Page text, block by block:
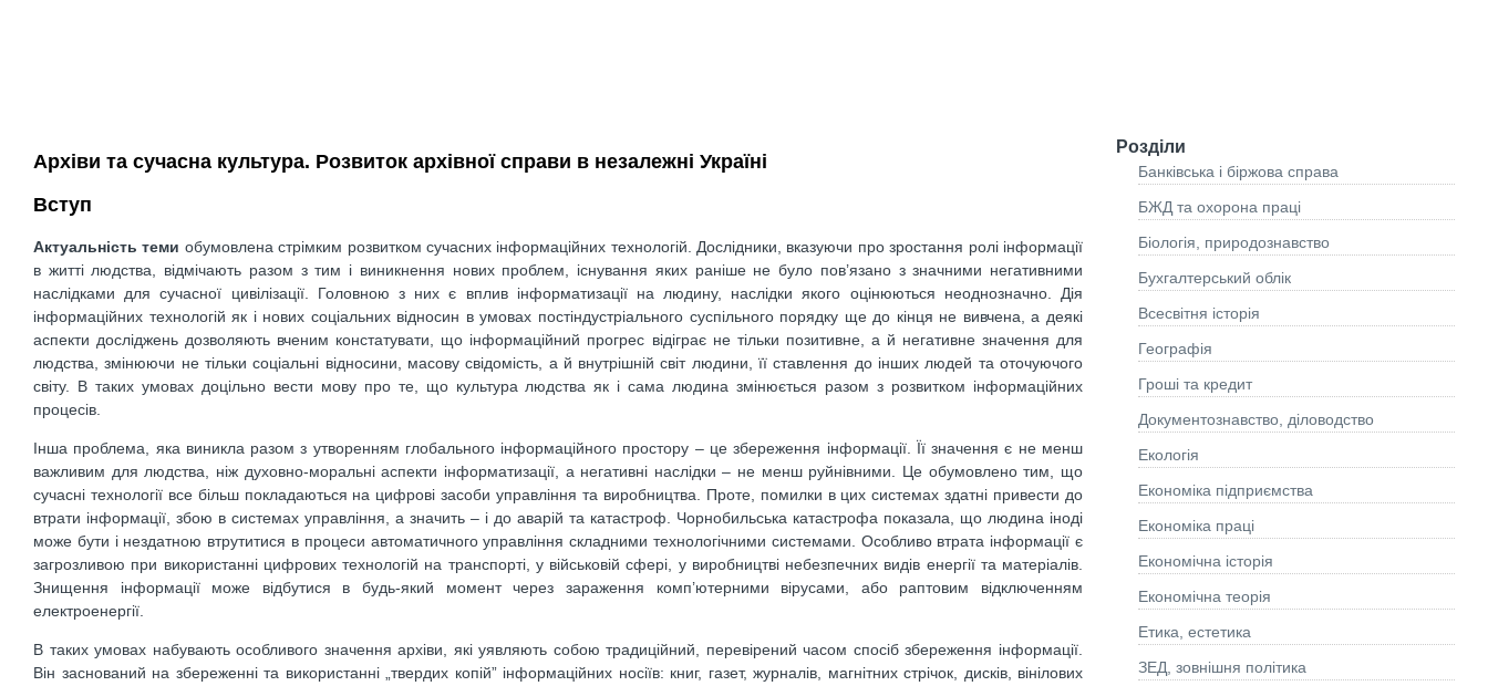
Архіви та сучасна культура. Розвиток архівної справи в незалежні Україні
Вступ
Актуальність теми обумовлена стрімким розвитком сучасних інформаційних технологій. Дослідники, вказуючи про зростання ролі інформації
в житті людства, відмічають разом з тим і виникнення нових проблем, існування яких раніше не було пов’язано з значними негативними
наслідками для сучасної цивілізації. Головною з них є вплив інформатизації на людину, наслідки якого оцінюються неоднозначно. Дія
інформаційних технологій як і нових соціальних відносин в умовах постіндустріального суспільного порядку ще до кінця не вивчена, а деякі
аспекти досліджень дозволяють вченим констатувати, що інформаційний прогрес відіграє не тільки позитивне, а й негативне значення для
людства, змінюючи не тільки соціальні відносини, масову свідомість, а й внутрішній світ людини, її ставлення до інших людей та оточуючого
світу. В таких умовах доцільно вести мову про те, що культура людства як і сама людина змінюється разом з розвитком інформаційних
процесів.
Інша проблема, яка виникла разом з утворенням глобального інформаційного простору – це збереження інформації. Її значення є не менш
важливим для людства, ніж духовно-моральні аспекти інформатизації, а негативні наслідки – не менш руйнівними. Це обумовлено тим, що
сучасні технології все більш покладаються на цифрові засоби управління та виробництва. Проте, помилки в цих системах здатні привести до
втрати інформації, збою в системах управління, а значить – і до аварій та катастроф. Чорнобильська катастрофа показала, що людина іноді
може бути і нездатною втрутитися в процеси автоматичного управління складними технологічними системами. Особливо втрата інформації є
загрозливою при використанні цифрових технологій на транспорті, у військовій сфері, у виробництві небезпечних видів енергії та матеріалів.
Знищення інформації може відбутися в будь-який момент через зараження комп’ютерними вірусами, або раптовим відключенням
електроенергії.
В таких умовах набувають особливого значення архіви, які уявляють собою традиційний, перевірений часом спосіб збереження інформації.
Він заснований на збереженні та використанні „твердих копій” інформаційних носіїв: книг, газет, журналів, магнітних стрічок, дисків, вінілових
Розділи
Банківська і біржова справа
БЖД та охорона праці
Біологія, природознавство
Бухгалтерський облік
Всесвітня історія
Географія
Гроші та кредит
Документознавство, діловодство
Екологія
Економіка підприємства
Економіка праці
Економічна історія
Економічна теорія
Етика, естетика
ЗЕД, зовнішня політика